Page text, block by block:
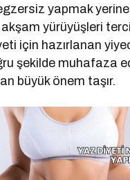
egzersiz yapmak
yürüyüşleri
için hazırlanan
şekilde muhafaza
büyük önem taşır.